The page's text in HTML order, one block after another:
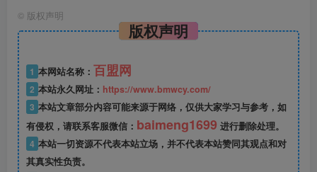
© 版权声明
版权声明
1 本网站名称： 百盟网
2 本站永久网址： https://www.bmwcy.com/
3 本站文章部分内容可能来源于网络，仅供大家学习与参考，如
有侵权，请联系客服微信： baimeng1699 进行删除处理。
4 本站一切资源不代表本站立场，并不代表本站赞同其观点和对
其真实性负责。